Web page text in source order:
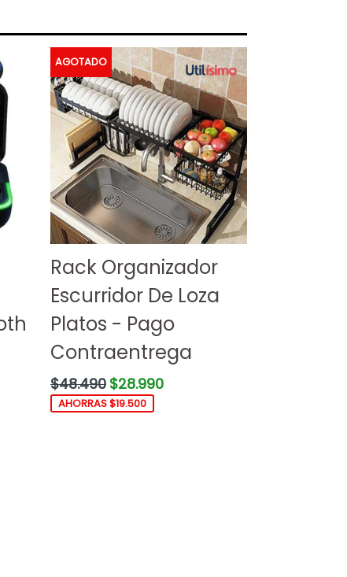
AGOTADO
Rack Organizador
Escurridor De Loza
Platos - Pago
Contraentrega
Precio
habitual
$48.490 $28.990
AHORRAS $19.500